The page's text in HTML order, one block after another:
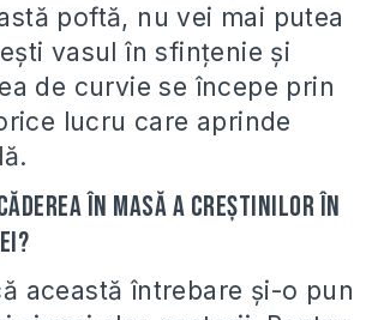
poftă, nu vei mai putea
vasul în sfințenie și
de curvie se începe prin
lucru care aprinde
în masă a creștinilor în
această întrebare și-o pun